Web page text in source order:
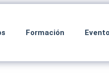
Formación